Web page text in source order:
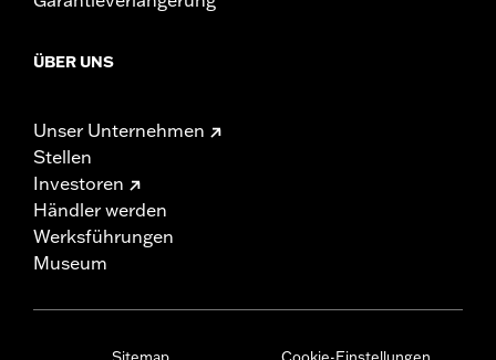
ÜBER UNS
Unser Unternehmen
Stellen
Investoren
Händler werden
Werksführungen
Museum
Sitemap Cookie-Einstellungen